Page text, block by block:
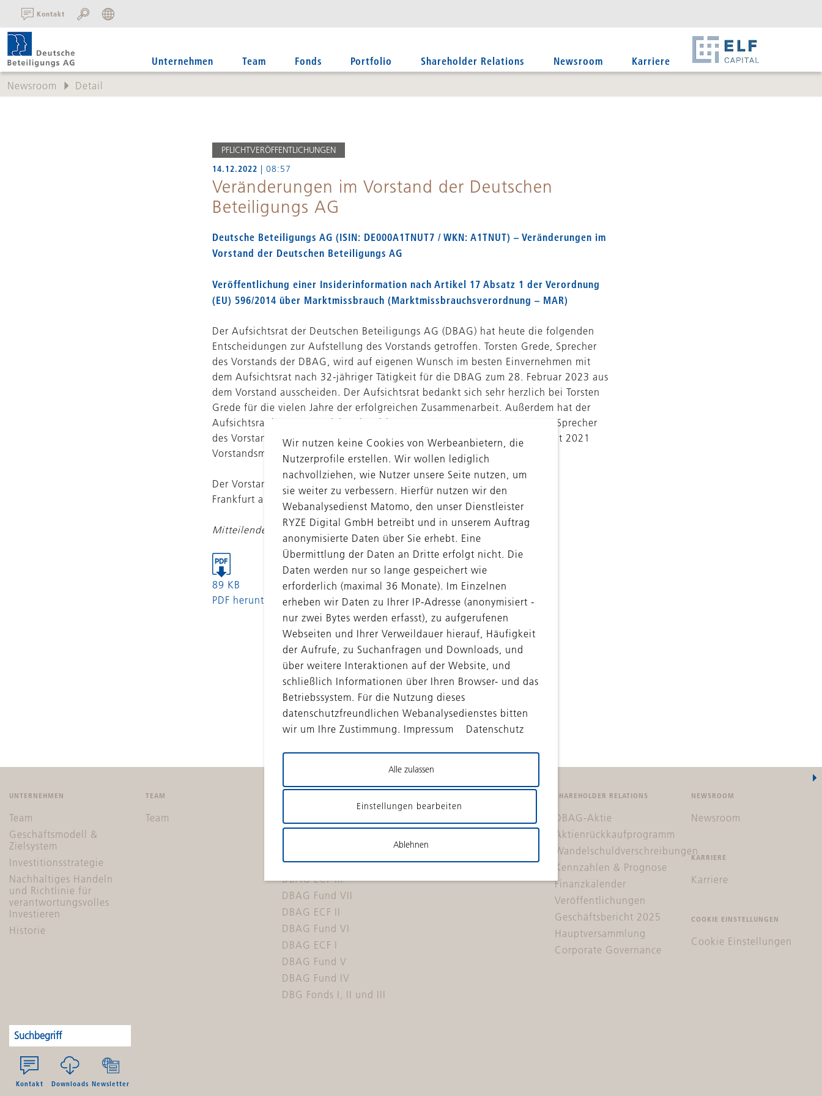
SUCHE:
Kontakt
Unternehmen Team Fonds Portfolio Shareholder Relations Newsroom Karriere
Newsroom Detail
PFLICHTVERÖFFENTLICHUNGEN
14.12.2022 | 08:57
Veränderungen im Vorstand der Deutschen
Beteiligungs AG
Deutsche Beteiligungs AG (ISIN: DE000A1TNUT7 / WKN: A1TNUT) – Veränderungen im
Vorstand der Deutschen Beteiligungs AG
Veröffentlichung einer Insiderinformation nach Artikel 17 Absatz 1 der Verordnung
(EU) 596/2014 über Marktmissbrauch (Marktmissbrauchsverordnung – MAR)
Der Aufsichtsrat der Deutschen Beteiligungs AG (DBAG) hat heute die folgenden
Entscheidungen zur Aufstellung des Vorstands getroffen. Torsten Grede, Sprecher
des Vorstands der DBAG, wird auf eigenen Wunsch im besten Einvernehmen mit
dem Aufsichtsrat nach 32-jähriger Tätigkeit für die DBAG zum 28. Februar 2023 aus
dem Vorstand ausscheiden. Der Aufsichtsrat bedankt sich sehr herzlich bei Torsten
Grede für die vielen Jahre der erfolgreichen Zusammenarbeit. Außerdem hat der
Aufsichtsrat heute Tom Alzin mit Wirkung zum 1. März 2023 zum neuen Sprecher
des Vorstands ernannt. Tom Alzin ist seit 2004 für die DBAG tätig und seit 2021
Vorstandsmitglied.
Der Vorstand
Frankfurt am Main, 14. Dezember 2022
Mitteilende Person: Roland Rapelius, Leiter Investor Relations
89 KB
PDF herunterladen
UNTERNEHMEN
Team
Geschäftsmodell &
Zielsystem
Investitionsstrategie
Nachhaltiges Handeln
und Richtlinie für
verantwortungsvolles
Investieren
Historie
TEAM
Team
Continuation Fund
DBAG Fund VIII
DBAG ECF III
DBAG Fund VII
DBAG ECF II
DBAG Fund VI
DBAG ECF I
DBAG Fund V
DBAG Fund IV
DBG Fonds I, II und III
SHAREHOLDER RELATIONS
DBAG-Aktie
Aktienrückkaufprogramm
Wandelschuldverschreibungen
Kennzahlen & Prognose
Finanzkalender
Veröffentlichungen
Geschäftsbericht 2025
Hauptversammlung
Corporate Governance
NEWSROOM
Newsroom
KARRIERE
Karriere
COOKIE EINSTELLUNGEN
Cookie Einstellungen
Kontakt Downloads Newsletter
Wir nutzen keine Cookies von Werbeanbietern, die
Nutzerprofile erstellen. Wir wollen lediglich
nachvollziehen, wie Nutzer unsere Seite nutzen, um
sie weiter zu verbessern. Hierfür nutzen wir den
Webanalysedienst Matomo, den unser Dienstleister
RYZE Digital GmbH betreibt und in unserem Auftrag
anonymisierte Daten über Sie erhebt. Eine
Übermittlung der Daten an Dritte erfolgt nicht. Die
Daten werden nur so lange gespeichert wie
erforderlich (maximal 36 Monate). Im Einzelnen
erheben wir Daten zu Ihrer IP-Adresse (anonymisiert -
nur zwei Bytes werden erfasst), zu aufgerufenen
Webseiten und Ihrer Verweildauer hierauf, Häufigkeit
der Aufrufe, zu Suchanfragen und Downloads, und
über weitere Interaktionen auf der Website, und
schließlich Informationen über Ihren Browser- und das
Betriebssystem. Für die Nutzung dieses
datenschutzfreundlichen Webanalysedienstes bitten
wir um Ihre Zustimmung. Impressum Datenschutz
Einstellungen bearbeiten
Ablehnen
Alle zulassen